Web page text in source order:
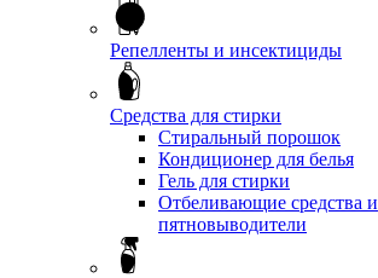
Репелленты и инсектициды
Средства для стирки
Стиральный порошок
Кондиционер для белья
Гель для стирки
Отбеливающие средства и
пятновыводители